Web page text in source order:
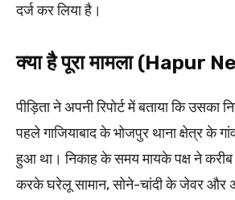
दर्ज कर लिया है।
क्या है पूरा मामला (Hapur
पीड़िता ने अपनी रिपोर्ट में बताया कि उसका
पहले गाजियाबाद के भोजपुर थाना क्षेत्र के
हुआ था। निकाह के समय मायके पक्ष ने
करके घरेलू सामान, सोने-चांदी के जेवर और